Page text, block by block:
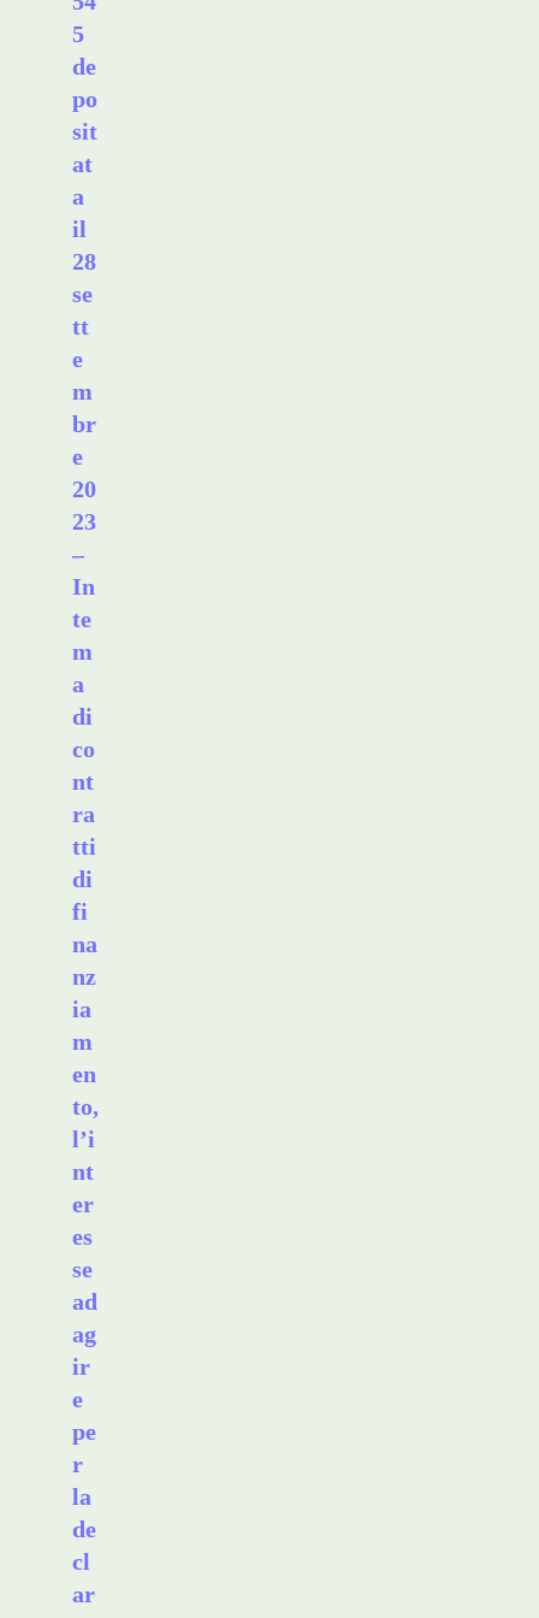
5
de
po
sit
at
a
il
28
se
tt
e
m
br
e
20
23
–
In
te
m
a
di
co
nt
ra
tti
di
fi
na
nz
ia
m
en
to,
l’i
nt
er
es
se
ad
ag
ir
e
pe
r
la
de
cl
ar